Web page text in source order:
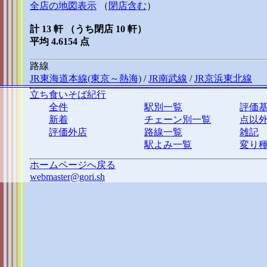
全店の地図表示 （ 閉店含む）
計 13 軒 （うち閉店 10 軒）
平均 4.6154 点
路線
JR東海道本線(東京～熱海) /JR南武線 /JR京浜東北線
立ち食いそば紀行
全件
新着
評価外店
駅別一覧
チェーン別一覧
路線一覧
駅よみ一覧
評価
点以
雑記
変り
ホームページへ戻る
webmaster@gori.sh